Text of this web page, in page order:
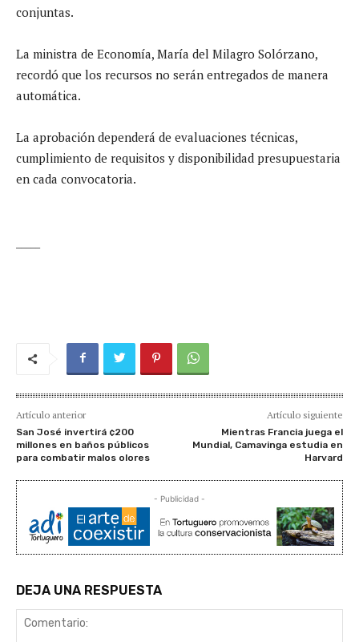
conjuntas.
La ministra de Economía, María del Milagro Solórzano,
recordó que los recursos no serán entregados de manera
automática.
La aprobación dependerá de evaluaciones técnicas,
cumplimiento de requisitos y disponibilidad presupuestaria
en cada convocatoria.
Artículo anterior
San José invertirá ¢200
millones en baños públicos
para combatir malos olores
Artículo siguiente
Mientras Francia juega el
Mundial, Camavinga estudia en
Harvard
- Publicidad -
DEJA UNA RESPUESTA